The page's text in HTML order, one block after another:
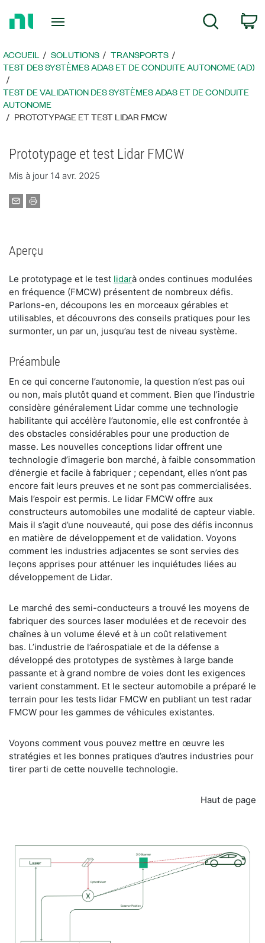
page
d’accueil
ACCUEIL SOLUTIONS
TRANSPORTS
TEST DES SYSTÈMES ADAS ET DE CONDUITE AUTONOME (AD)
TEST DE VALIDATION DES SYSTÈMES ADAS ET DE CONDUITE
AUTONOME
PROTOTYPAGE ET TEST LIDAR FMCW
Prototypage et test Lidar FMCW
Mis à jour 14 avr. 2025
Aperçu
​Le prototypage et le test lidarà ondes continues modulées
en fréquence (FMCW) présentent de nombreux défis.
Parlons-en, découpons les en morceaux gérables et
utilisables, et découvrons des conseils pratiques pour les
surmonter, un par un, jusqu’au test de niveau système.
Préambule
En ce qui concerne l’autonomie, la question n’est pas oui
ou non, mais plutôt quand et comment. Bien que l’industrie
considère généralement Lidar comme une technologie
habilitante qui accélère l’autonomie, elle est confrontée à
des obstacles considérables pour une production de
masse. Les nouvelles conceptions lidar offrent une
technologie d’imagerie bon marché, à faible consommation
d’énergie et facile à fabriquer ; cependant, elles n’ont pas
encore fait leurs preuves et ne sont pas commercialisées.
Mais l’espoir est permis. Le lidar FMCW offre aux
constructeurs automobiles une modalité de capteur viable.
Mais il s’agit d’une nouveauté, qui pose des défis inconnus
en matière de développement et de validation. Voyons
comment les industries adjacentes se sont servies des
leçons apprises pour atténuer les inquiétudes liées au
développement de Lidar.
Le marché des semi-conducteurs a trouvé les moyens de
fabriquer des sources laser modulées et de recevoir des
chaînes à un volume élevé et à un coût relativement
bas. L’industrie de l’aérospatiale et de la défense a
développé des prototypes de systèmes à large bande
passante et à grand nombre de voies dont les exigences
varient constamment. Et le secteur automobile a préparé le
terrain pour les tests lidar FMCW en publiant un test radar
FMCW pour les gammes de véhicules existantes.
Voyons comment vous pouvez mettre en œuvre les
stratégies et les bonnes pratiques d’autres industries pour
tirer parti de cette nouvelle technologie.
Haut de page